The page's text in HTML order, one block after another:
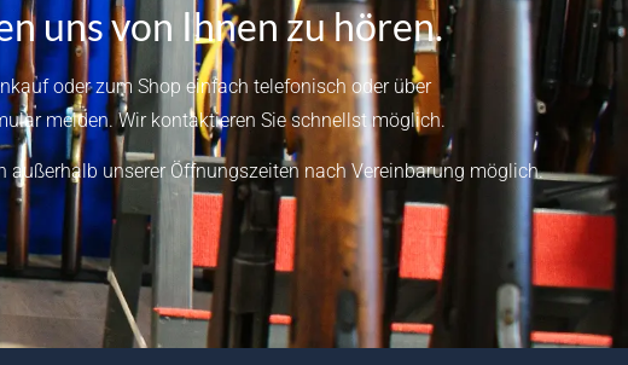
uns von Ihnen zu hören.
oder zum Shop einfach telefonisch oder über
melden.Wir kontaktieren Sie schnellst möglich.
außerhalb unserer Öffnungszeiten nach Vereinbarung möglich.